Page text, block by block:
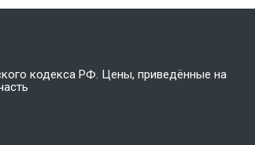
кодекса РФ. Цены, приведённые на